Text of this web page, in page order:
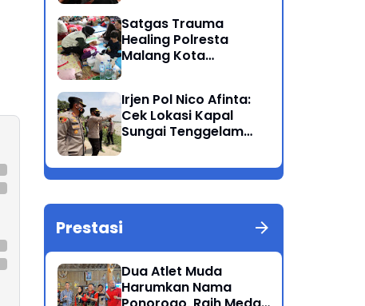
Satgas Trauma
Healing Polresta
Malang Kota
Bandang
Irjen Pol Nico Afinta:
Cek Lokasi Kapal
Sungai Tenggelam
Tuban
Prestasi
Dua Atlet Muda
Harumkan Nama